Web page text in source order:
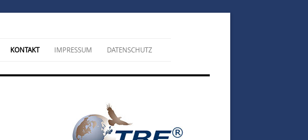
KONTAKT IMPRESSUM DATENSCHUTZ